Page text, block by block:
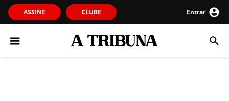
ASSINE CLUBE Entrar